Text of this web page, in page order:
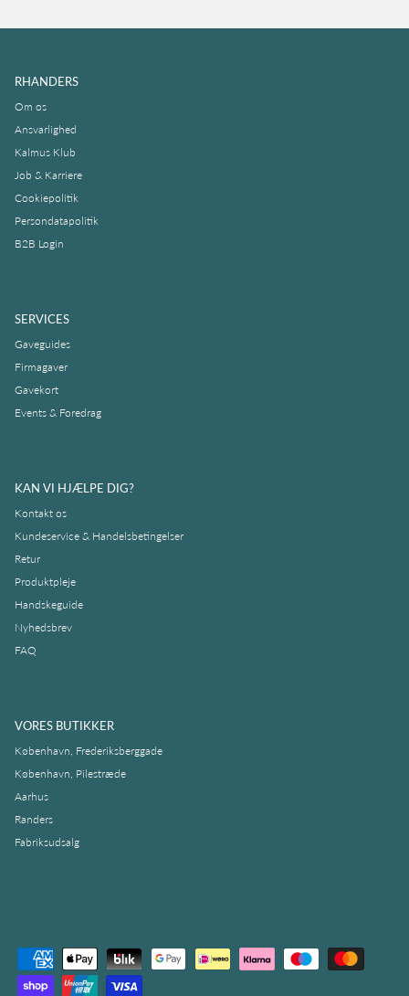
RHANDERS
Om os
Ansvarlighed
Kalmus Klub
Job & Karriere
Cookiepolitik
Persondatapolitik
B2B Login
SERVICES
Gaveguides
Firmagaver
Gavekort
Events & Foredrag
KAN VI HJÆLPE DIG?
Kontakt os
Kundeservice & Handelsbetingelser
Retur
Produktpleje
Handskeguide
Nyhedsbrev
FAQ
VORES BUTIKKER
København, Frederiksberggade
København, Pilestræde
Aarhus
Randers
Fabriksudsalg